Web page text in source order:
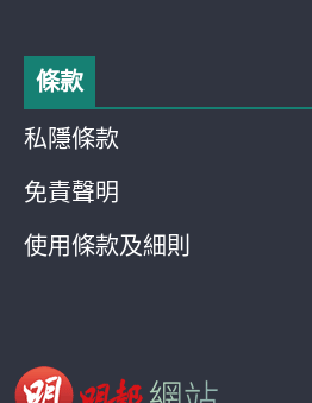
條款
私隱條款
免責聲明
使用條款及細則